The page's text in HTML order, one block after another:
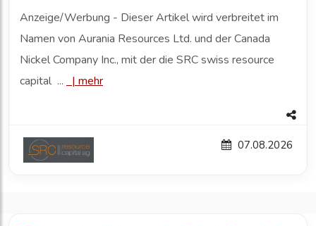
Anzeige/Werbung - Dieser Artikel wird verbreitet im
Namen von Aurania Resources Ltd. und der Canada
Nickel Company Inc., mit der die SRC swiss resource
capital ...
| mehr
07.08.2026